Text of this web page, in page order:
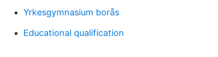
Yrkesgymnasium borås
Educational qualification